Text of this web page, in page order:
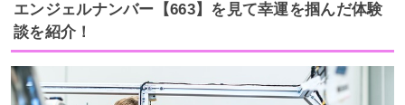
エンジェルナンバー【663】を見て幸運を掴んだ体験
談を紹介！